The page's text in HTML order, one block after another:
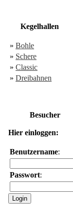
Kegelhallen
» Bohle
» Schere
» Classic
» Dreibahnen
Besucher
Hier einloggen:
Benutzername:
Passwort: